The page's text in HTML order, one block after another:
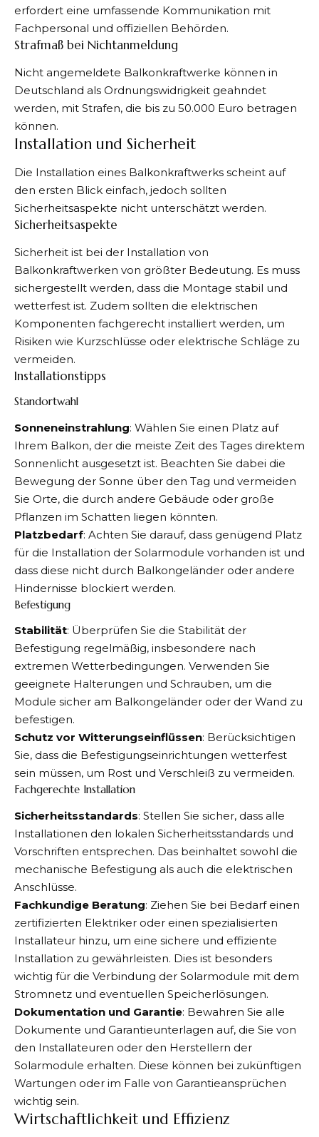
erfordert eine umfassende Kommunikation mit
Fachpersonal und offiziellen Behörden.
Strafmaß bei Nichtanmeldung
Nicht angemeldete Balkonkraftwerke können in
Deutschland als Ordnungswidrigkeit geahndet
werden, mit Strafen, die bis zu 50.000 Euro betragen
können.
Installation und Sicherheit
Die Installation eines Balkonkraftwerks scheint auf
den ersten Blick einfach, jedoch sollten
Sicherheitsaspekte nicht unterschätzt werden.
Sicherheitsaspekte
Sicherheit ist bei der Installation von
Balkonkraftwerken von größter Bedeutung. Es muss
sichergestellt werden, dass die Montage stabil und
wetterfest ist. Zudem sollten die elektrischen
Komponenten fachgerecht installiert werden, um
Risiken wie Kurzschlüsse oder elektrische Schläge zu
vermeiden.
Installationstipps
Standortwahl
Sonneneinstrahlung: Wählen Sie einen Platz auf
Ihrem Balkon, der die meiste Zeit des Tages direktem
Sonnenlicht ausgesetzt ist. Beachten Sie dabei die
Bewegung der Sonne über den Tag und vermeiden
Sie Orte, die durch andere Gebäude oder große
Pflanzen im Schatten liegen könnten.
Platzbedarf: Achten Sie darauf, dass genügend Platz
für die Installation der Solarmodule vorhanden ist und
dass diese nicht durch Balkongeländer oder andere
Hindernisse blockiert werden.
Befestigung
Stabilität: Überprüfen Sie die Stabilität der
Befestigung regelmäßig, insbesondere nach
extremen Wetterbedingungen. Verwenden Sie
geeignete Halterungen und Schrauben, um die
Module sicher am Balkongeländer oder der Wand zu
befestigen.
Schutz vor Witterungseinflüssen: Berücksichtigen
Sie, dass die Befestigungseinrichtungen wetterfest
sein müssen, um Rost und Verschleiß zu vermeiden.
Fachgerechte Installation
Sicherheitsstandards: Stellen Sie sicher, dass alle
Installationen den lokalen Sicherheitsstandards und
Vorschriften entsprechen. Das beinhaltet sowohl die
mechanische Befestigung als auch die elektrischen
Anschlüsse.
Fachkundige Beratung: Ziehen Sie bei Bedarf einen
zertifizierten Elektriker oder einen spezialisierten
Installateur hinzu, um eine sichere und effiziente
Installation zu gewährleisten. Dies ist besonders
wichtig für die Verbindung der Solarmodule mit dem
Stromnetz und eventuellen Speicherlösungen.
Dokumentation und Garantie: Bewahren Sie alle
Dokumente und Garantieunterlagen auf, die Sie von
den Installateuren oder den Herstellern der
Solarmodule erhalten. Diese können bei zukünftigen
Wartungen oder im Falle von Garantieansprüchen
wichtig sein.
Wirtschaftlichkeit und Effizienz